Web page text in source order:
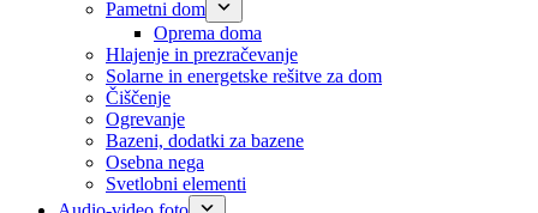
Pametni dom
Oprema doma
Hlajenje in prezračevanje
Solarne in energetske rešitve za dom
Čiščenje
Ogrevanje
Bazeni, dodatki za bazene
Osebna nega
Svetlobni elementi